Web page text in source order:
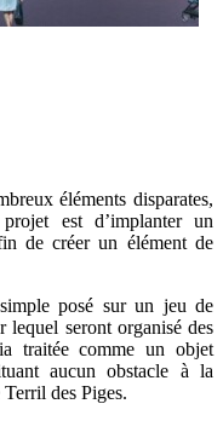
éléments disparates,
est d’implanter un
de créer un élément de
posé sur un jeu de
seront organisé des
traitée comme un objet
aucun obstacle à la
des Piges.